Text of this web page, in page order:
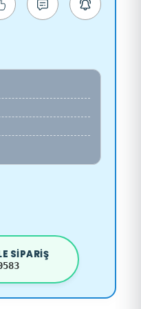
SIPARIŞ